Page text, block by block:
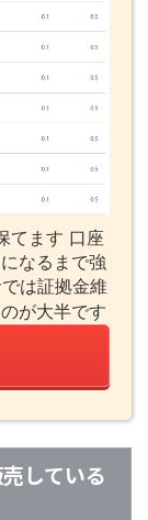
てます 口座
なるまで強
は証拠金維
が大半です
している